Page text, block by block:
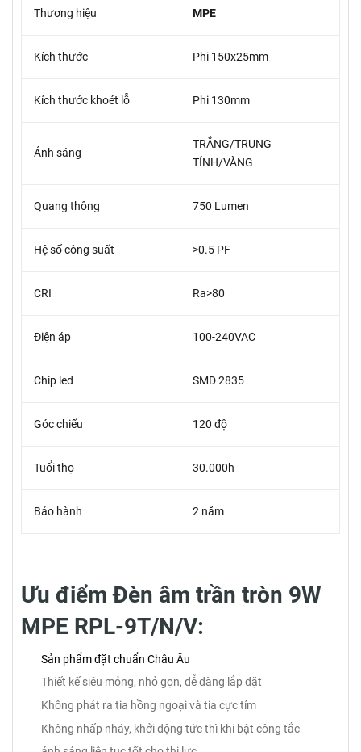
Thương hiệu MPE
Kích thước Phi 150x25mm
Kích thước khoét lỗ Phi 130mm
Ánh sáng
TRẮNG/TRUNG
TÍNH/VÀNG
Quang thông 750 Lumen
Hệ số công suất >0.5 PF
CRI Ra>80
Điện áp 100-240VAC
Chip led SMD 2835
Góc chiếu 120 độ
Tuổi thọ 30.000h
Bảo hành 2 năm
Ưu điểm Đèn âm trần tròn 9W
MPE RPL-9T/N/V:
Sản phẩm đặt chuẩn Châu Âu
Thiết kế siêu mỏng, nhỏ gọn, dễ dàng lắp đặt
Không phát ra tia hồng ngoại và tia cực tím
Không nhấp nháy, khởi động tức thì khi bật công tắc